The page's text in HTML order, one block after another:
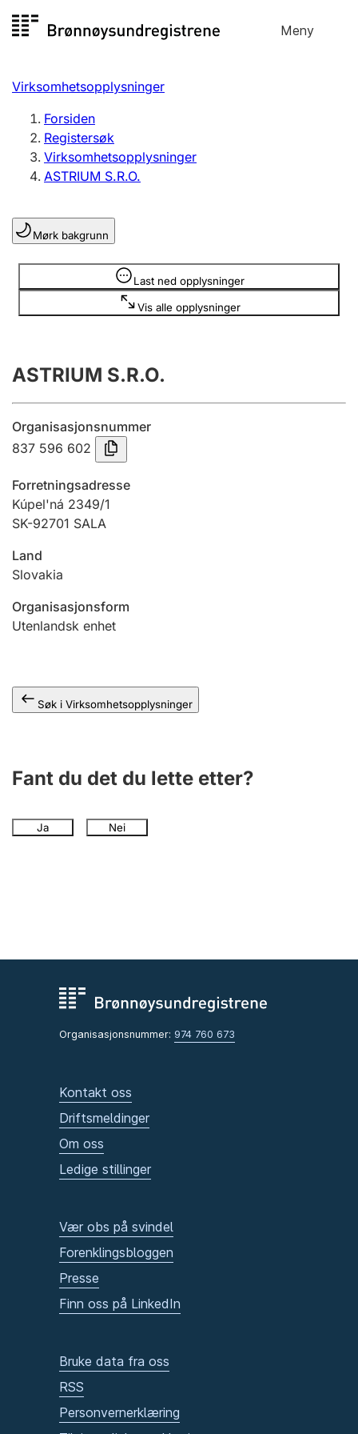
til
Meny
Registersøk
Aksjeselskap
Enkeltpersonforetak
Registrere, endre, slette
Lag og forening
Registrere, endre, slette
Årsregnskap
Innsending og forsinkelsesgebyr
Jeger
Ektepaktveileder
Virksomhetsopplysninger
Forsiden
Registersøk
Virksomhetsopplysninger
ASTRIUM S.R.O.
Mørk bakgrunn
Last ned opplysninger
Vis alle opplysninger
Opplysninger er skjult
ASTRIUM S.R.O.
Organisasjonsnummer
837 596 602
Forretningsadresse
Kúpel'ná 2349/1
SK-92701 SALA
Land
Slovakia
Organisasjonsform
Utenlandsk enhet
Søk i Virksomhetsopplysninger
Fant du det du lette etter?
Ja Nei
Organisasjonsnummer: 974 760 673
Kontakt oss
Driftsmeldinger
Om oss
Ledige stillinger
Vær obs på svindel
Forenklingsbloggen
Presse
Finn oss på LinkedIn
Bruke data fra oss
RSS
Personvernerklæring